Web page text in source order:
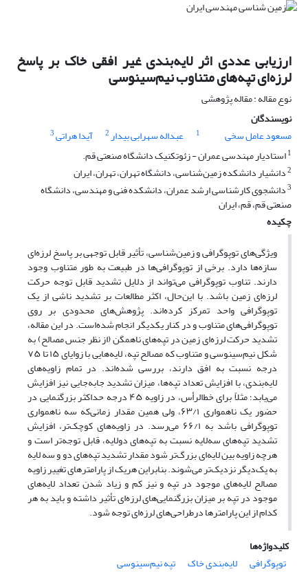
ارزیابی عددی اثر لایه‌بندی غیر افقی خاک بر پاسخ
لرزه‌ای تپه‌های متناوب نیم‌سینوسی
نوع مقاله : مقاله پژوهشی
نویسندگان
مسعود عامل سخی
1 عبداله سهرابی بیدار2 آیدا هراتی3
1استادیار مهندسی عمران - زئوتکنیک دانشگاه صنعتی قم.
2دانشیار دانشکده زمین‌شناسی، دانشگاه تهران، تهران، ایران
3دانشجوی کارشناسی ارشد عمران، دانشکده فنی و مهندسی، دانشگاه
صنعتی قم، قم، ایران
چکیده
ویژگی‌های توپوگرافی و زمین‌شناسی، تأثیر قابل توجهی بر پاسخ لرزه‌ای
سازه‌ها دارد. برخی از توپوگرافی‌ها در طبیعت به طور متناوب وجود
دارند. تناوب توپوگرافی می‌تواند از دلایل تشدید قابل توجه حرکت
لرزه‌ای زمین باشد. با این‌حال، اکثر مطالعات بر تشدید ناشی از یک
توپوگرافی واحد تمرکز کرده‌اند. پژوهش‌های محدودی بر روی
توپوگرافی‌های متناوب و در کنار یکدیگر انجام شده‌است. در این مقاله،
تشدید حرکت لرزه‌ای زمین در تپه‌های ناهمگن (از نظر جنس مصالح) به
شکل نیم‌سینوسی و متناوب که مصالح تپه، لایه‌هایی با زوایای ۱۵ تا ۷۵
درجه نسبت به افق دارند، بررسی شده‌اند. در تمام زاویه‌های
لایه‌بندی، با افزایش تعداد تپه‌ها، میزان تشدید جابه‌جایی نیز افزایش
می‌یابد؛ مثلاً برای خط‌الرأس، در زاویه ۴۵ درجه حداکثر بزرگنمایی در
حضور یک ناهمواری ۶۳/۱، ولی همین مقدار زمانی‌که سه ناهمواری
توپوگرافی باشد به ۶۶/۱ می‌رسد. در زاویه‌های کوچک‌تر، افزایش
تشدید تپه‌های سه‌لایه نسبت به تپه‌های دولایه، قابل توجه‌تر است و
هرچه زاویه بین لایه‌ای بزرگ‌تر ‌شود مقدار تشدید تپه‌های دو و سه ‌لایه
به یک‌دیگر نزدیک‌تر می‌شوند. بنابراین هریک از پارامترهای تغییر زاویه
مصالح لایه‌های موجود در تپه و نیز کم و زیاد شدن تعداد لایه‌های
موجود در تپه بر میزان بزرگنمایی‌های لرزه‌ای تأثیر داشته و باید به هر
کدام از این پارامترها درطراحی‌های لرزه‌ای توجه شود.
کلیدواژه‌ها
توپوگرافی‌
لایه‌بندی خاک
تپه نیم‌سینوسی